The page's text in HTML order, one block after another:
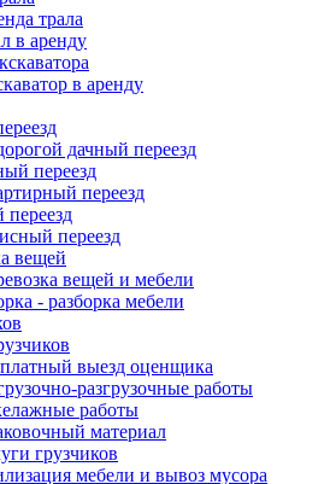
трала
в аренду
в аренду
дачный переезд
переезд
переезд
переезд
вещей
вещей и мебели
- разборка мебели
выезд оценщика
разгрузочные работы
работы
материал
грузчиков
мебели и вывоз мусора